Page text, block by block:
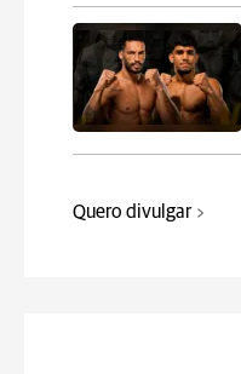
Quero divulgar